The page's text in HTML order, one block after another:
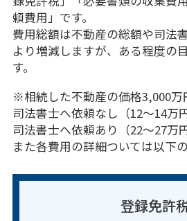
頼費用」です。
費用総額は不動産の総額や司法
より増減しますが、ある程度の
す。
※相続した不動産の価格3,000万
司法書士へ依頼なし（12～14万円
司法書士へ依頼あり（22～27万円
また各費用の詳細ついては以下の
登録免許